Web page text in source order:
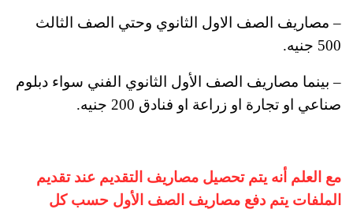
– مصاريف الصف الاول الثانوي وحتي الصف الثالث
500 جنيه
.
– بينما مصاريف الصف الأول الثانوي الفني سواء دبلوم
صناعي او تجارة او زراعة او فنادق 200 جنيه.
مع العلم أنه يتم تحصيل مصاريف التقديم عند تقديم
الملفات يتم دفع مصاريف الصف الأول حسب كل